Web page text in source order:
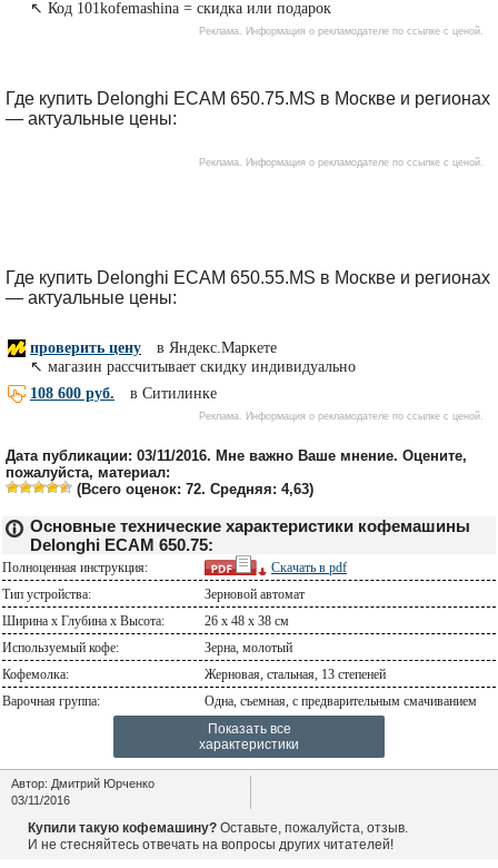
Где купить Delonghi ECAM 650.75.MS в Москве и регионах
— актуальные цены:
Где купить Delonghi ECAM 650.55.MS в Москве и регионах
— актуальные цены:
Дата публикации: 03/11/2016. Мне важно Ваше мнение. Оцените,
пожалуйста, материал:
(Всего оценок: 72. Средняя: 4,63)
Основные технические характеристики кофемашины
Delonghi ECAM 650.75:
Полноценная инструкция: Скачать в pdf
Тип устройства:
Зерновой автомат
Ширина х Глубина х Высота:
26 x 48 x 38 см
Используемый кофе:
Зерна, молотый
Кофемолка:
Жерновая, стальная, 13 степеней
Варочная группа:
Одна, съемная, с предварительным смачиванием
Показать все
характеристики
Автор: Дмитрий Юрченко
03/11/2016
Купили такую кофемашину? Оставьте, пожалуйста, отзыв.
И не стесняйтесь отвечать на вопросы других читателей!